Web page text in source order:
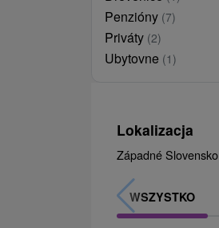
Penzióny (7)
Priváty (2)
Ubytovne (1)
Lokalizacja
Západné Slovensko
WSZYSTKO